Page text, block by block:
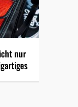
nur